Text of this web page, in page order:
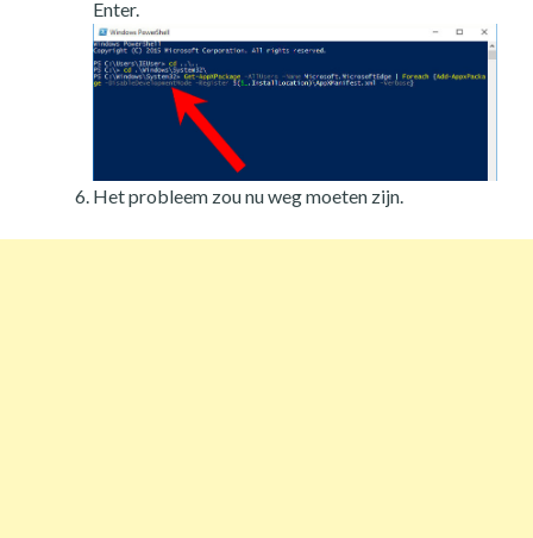
Enter.
Het probleem zou nu weg moeten zijn.